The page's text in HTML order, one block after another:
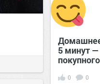
5 минут
0 0